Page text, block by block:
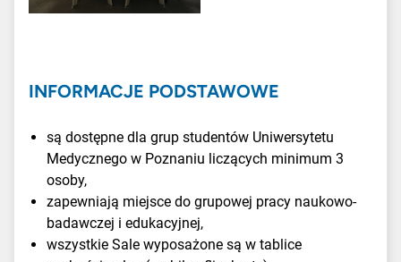
INFORMACJE PODSTAWOWE
są dostępne dla grup studentów Uniwersytetu
Medycznego w Poznaniu liczących minimum 3
osoby,
zapewniają miejsce do grupowej pracy naukowo-
badawczej i edukacyjnej,
wszystkie Sale wyposażone są w tablice